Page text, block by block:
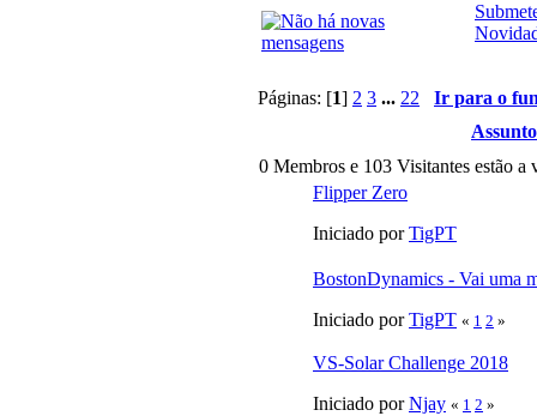
Páginas: [1] 2 3 ... 22
Ir para o
Assunto
0 Membros e 103 Visitantes estão a
Flipper Zero
Iniciado porTigPT
BostonDynamics - Vai uma
Iniciado porTigPT « 1 2 »
VS-Solar Challenge 2018
Iniciado porNjay « 1 2 »